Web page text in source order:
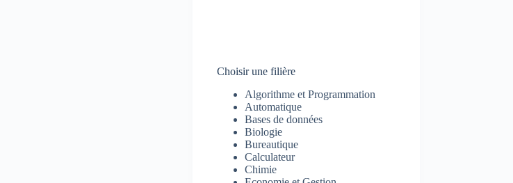
Choisir une filière
Algorithme et Programmation
Automatique
Bases de données
Biologie
Bureautique
Calculateur
Chimie